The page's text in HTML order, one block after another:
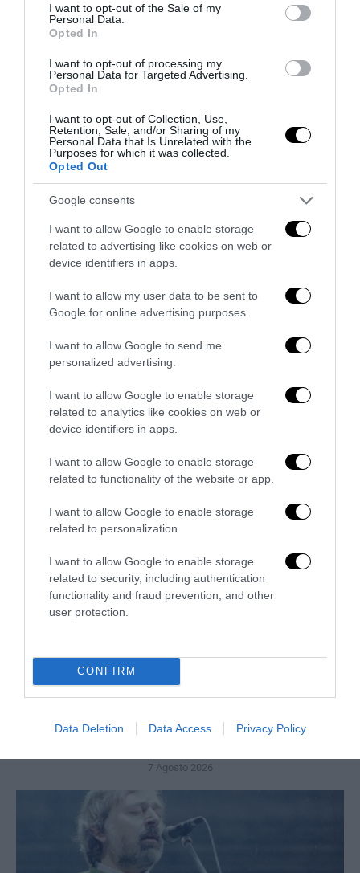
consent section.
I want to opt-out of the Sale of my
Personal Data.
Opted In
I want to opt-out of processing my
Personal Data for Targeted Advertising.
Opted In
I want to opt-out of Collection, Use,
Retention, Sale, and/or Sharing of my
Personal Data that Is Unrelated with the
Purposes for which it was collected.
Opted Out
Google consents
I want to allow Google to enable storage
related to advertising like cookies on web or
device identifiers in apps.
I want to allow my user data to be sent to
Google for online advertising purposes.
I want to allow Google to send me
personalized advertising.
I want to allow Google to enable storage
related to analytics like cookies on web or
device identifiers in apps.
I want to allow Google to enable storage
related to functionality of the website or app.
I want to allow Google to enable storage
related to personalization.
I want to allow Google to enable storage
related to security, including authentication
functionality and fraud prevention, and other
user protection.
CONFIRM
Data Deletion Data Access Privacy Policy
next post
Il caso di Ciro Lo Muscio, ucciso da auto civetta della Polizia
YOU MAY ALSO LIKE
Spin Time, l’antifascismo commensale della Roma
7 Agosto 2026
Tekne agli americani: il Golden Power è l’ultima trincea
7 Agosto 2026